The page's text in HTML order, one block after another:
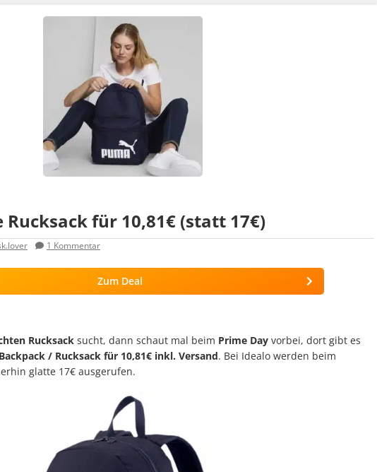
Rucksack für 10,81€ (statt 17€)
1 Kommentar
Zum Deal
Rucksack sucht, dann schaut mal beim Prime Day vorbei, dort gibt es
/ Rucksack für 10,81€ inkl. Versand. Bei Idealo werden beim
glatte 17€ ausgerufen.